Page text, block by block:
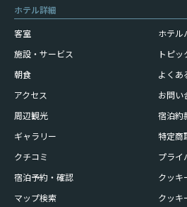
ホテル詳細
客室
施設・サービス
朝食
アクセス
周辺観光
ギャラリー
クチコミ
宿泊予約・確認
マップ検索
ホテル
トピッ
よくあ
お問い
宿泊約
特定商
プライ
クッキ
クッキ